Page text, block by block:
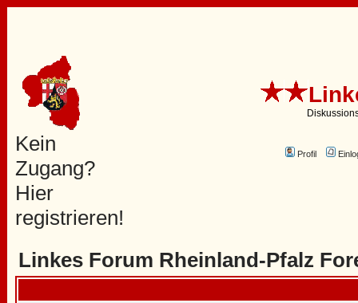
Kein
Zugang?
Hier
registrieren!
Profil
Linkes Forum Rheinland-Pfalz